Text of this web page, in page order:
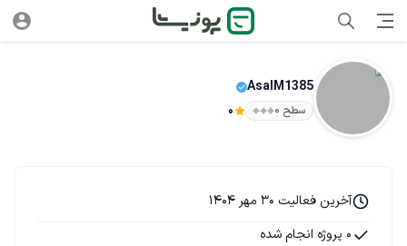
AsalM1385
سطح ۰ 0
آخرین فعالیت 30 مهر 1404
0 پروژه انجام شده